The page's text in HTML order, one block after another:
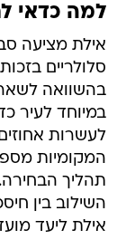
למה כדאי
אילת מציעה
סלולריים
בהשוואה לשאר
במיוחד לעיר
לעשרות
המקומיות
תהליך הבחירה.
השילוב בין
אילת ליעד